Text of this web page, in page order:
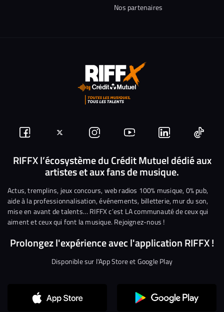
Nos partenaires
Suivez-
nous
Facebook
Suivez-
nous
sur
Twitter
Nous
rejoindre
sur
Instagram
Nous
rejoindre
sur
YouTube
Nous
rejoindre
sur
Linkedin
Nous
RIFFX l’écosystème du Crédit Mutuel dédié aux
artistes et aux fans de musique.
Actus, tremplins, jeux concours, web radios 100% musique, 0% pub,
aide à la professionnalisation, événements, billetterie, mur du son,
mise en avant de talents… RIFFX c’est LA communauté de ceux qui
aiment et ceux qui font la musique. Rejoignez-nous !
Prolongez l'expérience avec l'application RIFFX !
Disponible sur l'App Store et Google Play